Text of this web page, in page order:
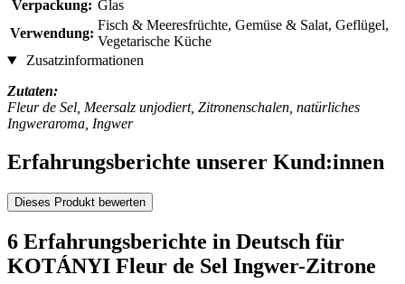
Verpackung: Glas
Verwendung:
Fisch & Meeresfrüchte, Gemüse & Salat, Geflügel,
Vegetarische Küche
Zusatzinformationen
Zutaten:
Fleur de Sel, Meersalz unjodiert, Zitronenschalen, natürliches
Ingweraroma, Ingwer
Erfahrungsberichte unserer Kund:innen
Dieses Produkt bewerten
6 Erfahrungsberichte in Deutsch für
KOTÁNYI Fleur de Sel Ingwer-Zitrone